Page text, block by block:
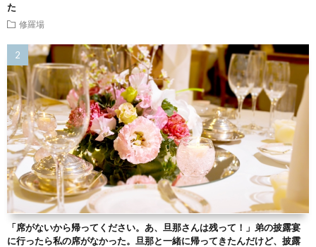
た
修羅場
「席がないから帰ってください。あ、旦那さんは残って！」弟の披露宴
に行ったら私の席がなかった。旦那と一緒に帰ってきたんだけど、披露